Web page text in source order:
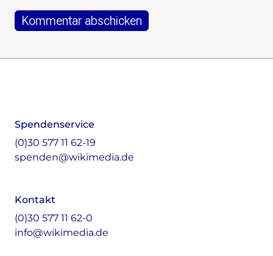
Spendenservice
(0)30 577 11 62-19
spenden@wikimedia.de
Kontakt
(0)30 577 11 62-0
info@wikimedia.de